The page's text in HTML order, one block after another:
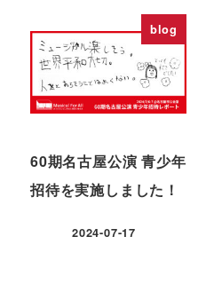
blog
60期名古屋公演 青少年
招待を実施しました！
2024-07-17